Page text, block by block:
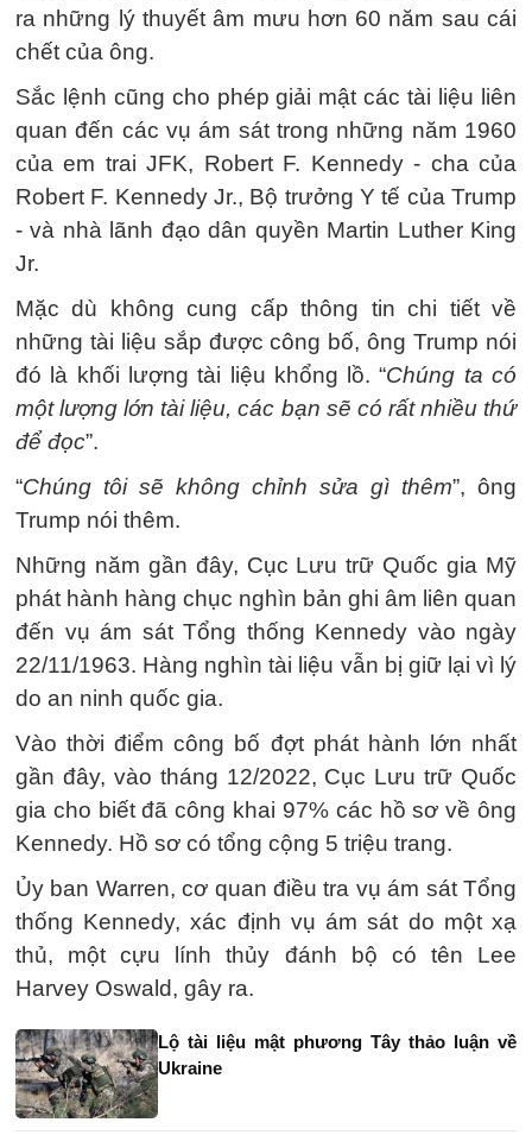
ra những lý thuyết âm mưu hơn 60 năm sau cái
chết của ông.
Sắc lệnh cũng cho phép giải mật các tài liệu liên
quan đến các vụ ám sát trong những năm 1960
của em trai JFK, Robert F. Kennedy - cha của
Robert F. Kennedy Jr., Bộ trưởng Y tế của Trump
- và nhà lãnh đạo dân quyền Martin Luther King
Jr.
Mặc dù không cung cấp thông tin chi tiết về
những tài liệu sắp được công bố, ông Trump nói
đó là khối lượng tài liệu khổng lồ. “Chúng ta có
một lượng lớn tài liệu, các bạn sẽ có rất nhiều thứ
để đọc”.
“Chúng tôi sẽ không chỉnh sửa gì thêm”, ông
Trump nói thêm.
Những năm gần đây, Cục Lưu trữ Quốc gia Mỹ
phát hành hàng chục nghìn bản ghi âm liên quan
đến vụ ám sát Tổng thống Kennedy vào ngày
22/11/1963. Hàng nghìn tài liệu vẫn bị giữ lại vì lý
do an ninh quốc gia.
Vào thời điểm công bố đợt phát hành lớn nhất
gần đây, vào tháng 12/2022, Cục Lưu trữ Quốc
gia cho biết đã công khai 97% các hồ sơ về ông
Kennedy. Hồ sơ có tổng cộng 5 triệu trang.
Ủy ban Warren, cơ quan điều tra vụ ám sát Tổng
thống Kennedy, xác định vụ ám sát do một xạ
thủ, một cựu lính thủy đánh bộ có tên Lee
Harvey Oswald, gây ra.
Lộ tài liệu mật phương Tây thảo luận về
Ukraine